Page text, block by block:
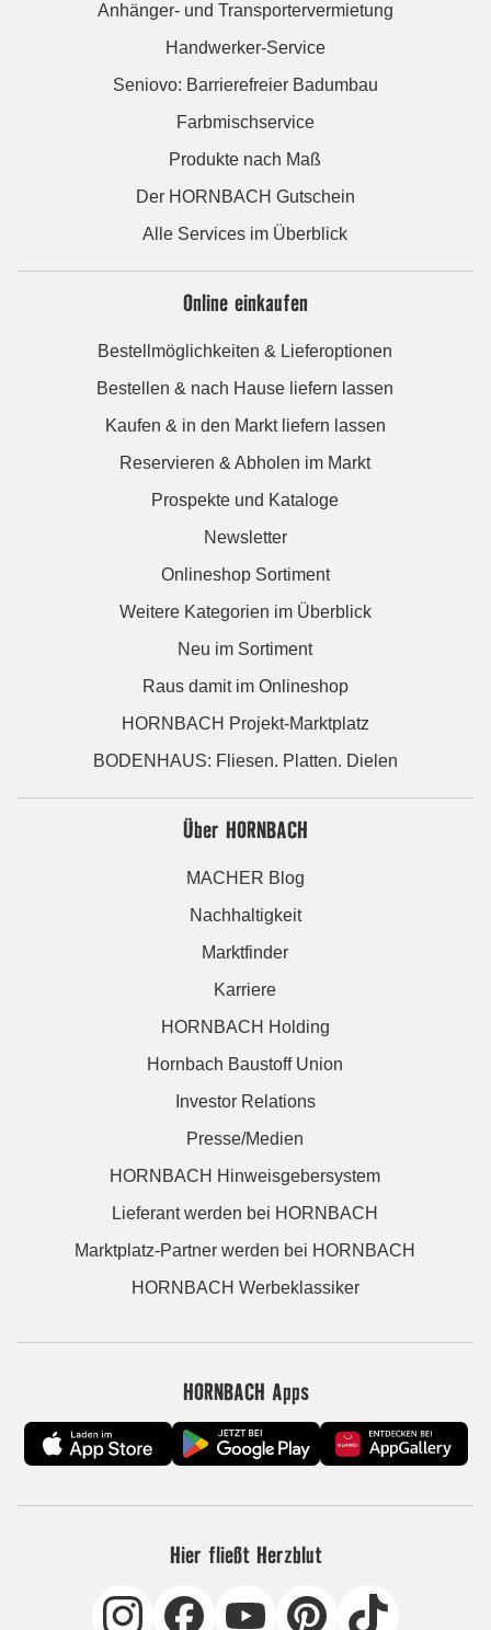
Anhänger- und Transportervermietung
Handwerker-Service
Seniovo: Barrierefreier Badumbau
Farbmischservice
Produkte nach Maß
Der HORNBACH Gutschein
Alle Services im Überblick
Online einkaufen
Bestellmöglichkeiten & Lieferoptionen
Bestellen & nach Hause liefern lassen
Kaufen & in den Markt liefern lassen
Reservieren & Abholen im Markt
Prospekte und Kataloge
Newsletter
Onlineshop Sortiment
Weitere Kategorien im Überblick
Neu im Sortiment
Raus damit im Onlineshop
HORNBACH Projekt-Marktplatz
BODENHAUS: Fliesen. Platten. Dielen
Über HORNBACH
MACHER Blog
Nachhaltigkeit
Marktfinder
Karriere
HORNBACH Holding
Hornbach Baustoff Union
Investor Relations
Presse/Medien
HORNBACH Hinweisgebersystem
Lieferant werden bei HORNBACH
Marktplatz-Partner werden bei HORNBACH
HORNBACH Werbeklassiker
HORNBACH Apps
Hier fließt Herzblut